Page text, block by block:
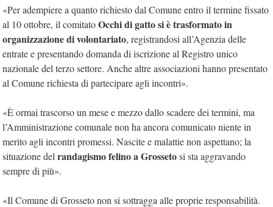
«Per adempiere a quanto richiesto dal Comune entro il termine fissato
al 10 ottobre, il comitatoOcchi di gatto si è trasformato in
organizzazione di volontariato, registrandosi all’Agenzia delle
entrate e presentando domanda di iscrizione al Registro unico
nazionale del terzo settore. Anche altre associazioni hanno presentato
al Comune richiesta di partecipare agli incontri».
«È ormai trascorso un mese e mezzo dallo scadere dei termini, ma
l’Amministrazione comunale non ha ancora comunicato niente in
merito agli incontri promessi. Nascite e malattie non aspettano; la
situazione del randagismo felino a Grossetosi sta aggravando
sempre di più».
«Il Comune di Grosseto non si sottragga alle proprie responsabilità.